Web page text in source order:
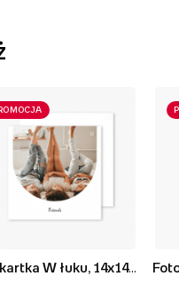
Fotokartka W łuku, 14x14 cm